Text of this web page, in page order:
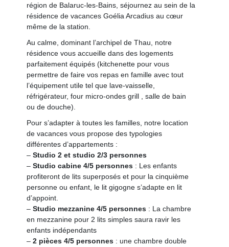
région de Balaruc-les-Bains, séjournez au sein de la
résidence de vacances Goélia Arcadius au cœur
même de la station.
Au calme, dominant l’archipel de Thau, notre
résidence vous accueille dans des logements
parfaitement équipés (kitchenette pour vous
permettre de faire vos repas en famille avec tout
l’équipement utile tel que lave-vaisselle,
réfrigérateur, four micro-ondes grill , salle de bain
ou de douche).
Pour s’adapter à toutes les familles, notre location
de vacances vous propose des typologies
différentes d’appartements :
– Studio 2 et studio 2/3 personnes
– Studio cabine 4/5 personnes: Les enfants
profiteront de lits superposés et pour la cinquième
personne ou enfant, le lit gigogne s’adapte en lit
d’appoint.
– Studio mezzanine 4/5 personnes: La chambre
en mezzanine pour 2 lits simples saura ravir les
enfants indépendants
– 2 pièces 4/5 personnes : une chambre double